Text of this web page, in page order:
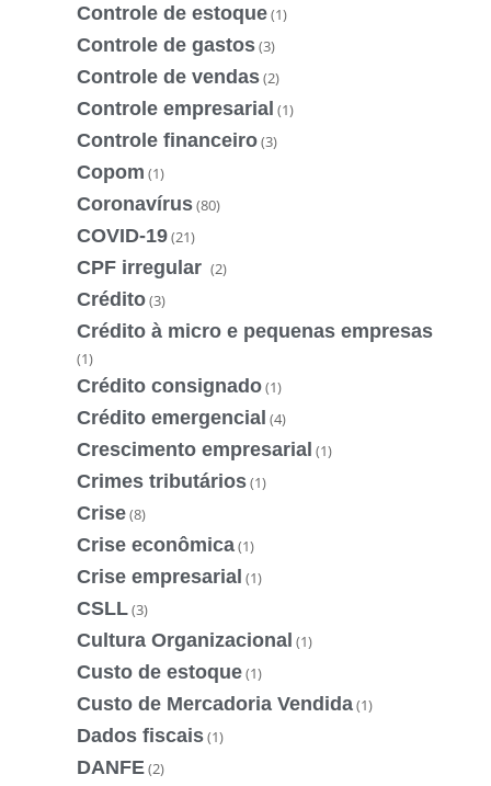
Controle de estoque(1)
Controle de gastos(3)
Controle de vendas(2)
Controle empresarial (1)
Controle financeiro(3)
Copom (1)
Coronavírus(80)
COVID-19(21)
CPF irregular (2)
Crédito(3)
Crédito à micro e pequenas empresas
(1)
Crédito consignado(1)
Crédito emergencial (4)
Crescimento empresarial (1)
Crimes tributários(1)
Crise(8)
Crise econômica(1)
Crise empresarial (1)
CSLL(3)
Cultura Organizacional (1)
Custo de estoque(1)
Custo de Mercadoria Vendida(1)
Dados fiscais(1)
DANFE(2)